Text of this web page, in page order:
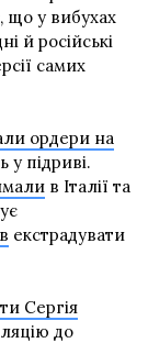
що у вибухах
й російські
самих
ордери на
у підриві.
в Італії та
екстрадувати
Сергія
до